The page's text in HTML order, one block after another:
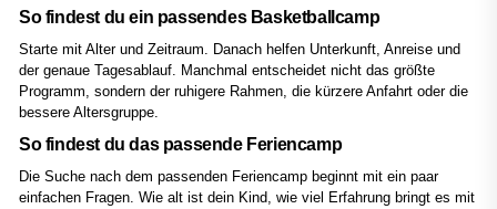
So findest du ein passendes Basketballcamp
Starte mit Alter und Zeitraum. Danach helfen Unterkunft, Anreise und
der genaue Tagesablauf. Manchmal entscheidet nicht das größte
Programm, sondern der ruhigere Rahmen, die kürzere Anfahrt oder die
bessere Altersgruppe.
So findest du das passende Feriencamp
Die Suche nach dem passenden Feriencamp beginnt mit ein paar
einfachen Fragen. Wie alt ist dein Kind, wie viel Erfahrung bringt es mit